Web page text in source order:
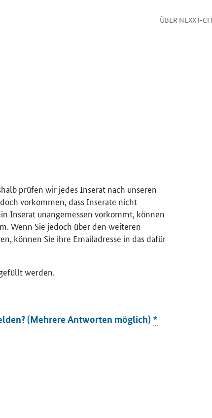
ÜBER NEXXT-
prüfen wir jedes Inserat nach unseren
vorkommen, dass Inserate nicht
Inserat unangemessen vorkommt, können
Wenn Sie jedoch über den weiteren
können Sie ihre Emailadresse in das dafür
werden.
(Mehrere Antworten möglich) *